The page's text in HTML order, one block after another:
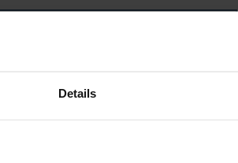
Details